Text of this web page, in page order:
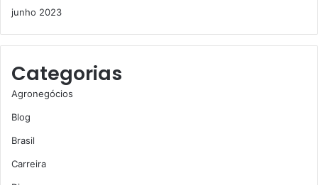
junho 2023
Categorias
Agronegócios
Blog
Brasil
Carreira